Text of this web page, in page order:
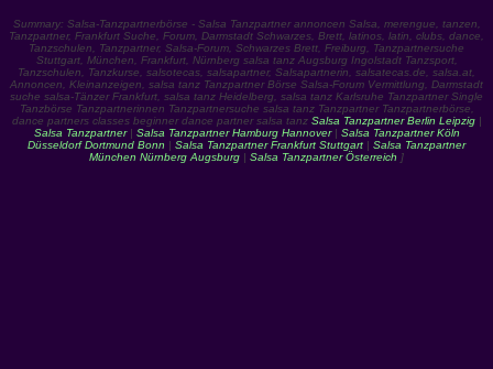
Summary: Salsa-Tanzpartnerbörse - Salsa Tanzpartner annoncen Salsa, merengue, tanzen,
Tanzpartner, Frankfurt Suche, Forum, Darmstadt Schwarzes, Brett, latinos, latin, clubs, dance,
Tanzschulen, Tanzpartner, Salsa-Forum, Schwarzes Brett, Freiburg, Tanzpartnersuche
Stuttgart, München, Frankfurt, Nürnberg salsa tanz Augsburg Ingolstadt Tanzsport,
Tanzschulen, Tanzkurse, salsotecas, salsapartner, Salsapartnerin, salsatecas.de, salsa.at,
Annoncen, Kleinanzeigen, salsa tanz Tanzpartner Börse Salsa-Forum Vermittlung, Darmstadt
suche salsa-Tänzer Frankfurt, salsa tanz Heidelberg, salsa tanz Karlsruhe Tanzpartner Single
Tanzbörse Tanzpartnerinnen Tanzpartnersuche salsa tanz Tanzpartner Tanzpartnerbörse,
dance partners classes beginner dance partner salsa tanz Salsa Tanzpartner Berlin Leipzig|
Salsa Tanzpartner| Salsa Tanzpartner Hamburg Hannover| Salsa Tanzpartner Köln
Düsseldorf Dortmund Bonn | Salsa Tanzpartner Frankfurt Stuttgart | Salsa Tanzpartner
München Nürnberg Augsburg | Salsa Tanzpartner Österreich ]